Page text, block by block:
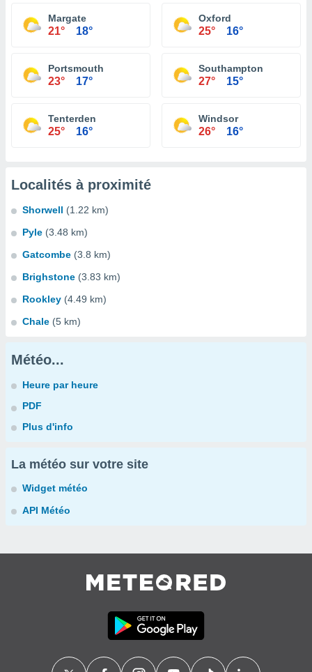
Margate
21° 18°
Oxford
25° 16°
Portsmouth
23° 17°
Southampton
27° 15°
Tenterden
25° 16°
Windsor
26° 16°
Localités à proximité
Shorwell (1.22 km)
Pyle (3.48 km)
Gatcombe (3.8 km)
Brighstone (3.83 km)
Rookley (4.49 km)
Chale (5 km)
Météo...
Heure par heure
PDF
Plus d'info
La météo sur votre site
Widget météo
API Météo